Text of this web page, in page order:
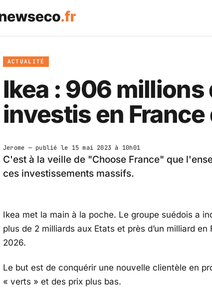
ACTUALITÉ
Ikea : 906 millions
investis en France
Jerome — publié le 15 mai 2023 à 10h01
C'est à la veille de "Choose France" que
ces investissements massifs.
Ikea met la main à la poche. Le groupe suédois a
plus de 2 milliards aux Etats et près d’un milliard en
2026.
Le but est de conquérir une nouvelle clientèle en
« verts » et des prix plus bas.